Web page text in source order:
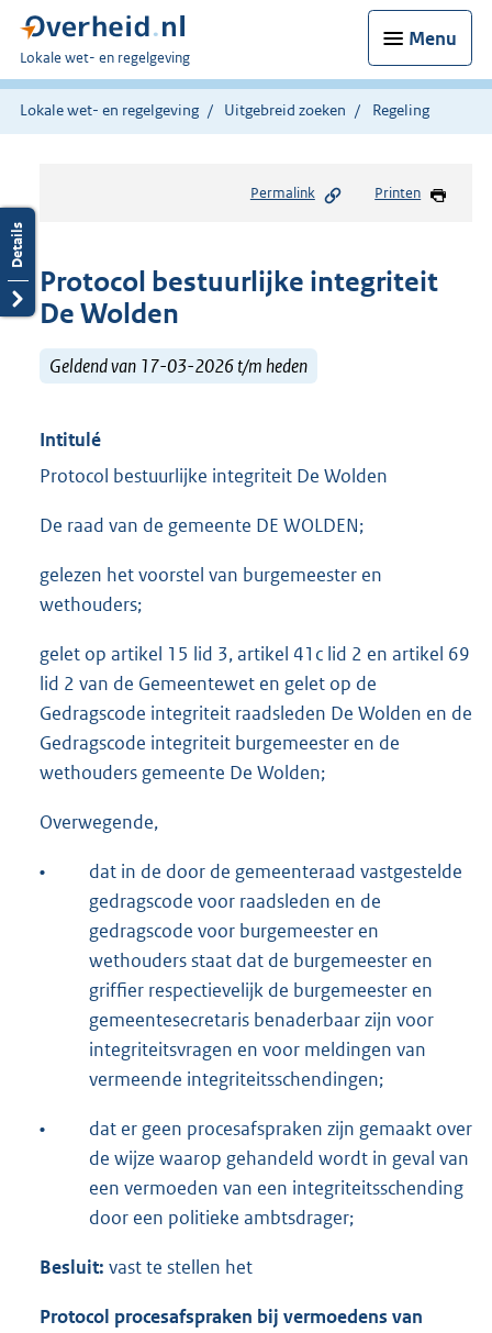
Menu
U
bent
hier:
Lokale wet- en regelgeving
Lokale wet- en regelgeving Uitgebreid zoeken Regeling
Permalink Printen
Protocol bestuurlijke integriteit
De Wolden
Geldend van 17-03-2026 t/m heden
Intitulé
Protocol bestuurlijke integriteit De Wolden
De raad van de gemeente DE WOLDEN;
gelezen het voorstel van burgemeester en
wethouders;
gelet op artikel 15 lid 3, artikel 41c lid 2 en artikel 69
lid 2 van de Gemeentewet en gelet op de
Gedragscode integriteit raadsleden De Wolden en de
Gedragscode integriteit burgemeester en de
wethouders gemeente De Wolden;
Overwegende,
•
dat in de door de gemeenteraad vastgestelde
gedragscode voor raadsleden en de
gedragscode voor burgemeester en
wethouders staat dat de burgemeester en
griffier respectievelijk de burgemeester en
gemeentesecretaris benaderbaar zijn voor
integriteitsvragen en voor meldingen van
vermeende integriteitsschendingen;
•
dat er geen procesafspraken zijn gemaakt over
de wijze waarop gehandeld wordt in geval van
een vermoeden van een integriteitsschending
door een politieke ambtsdrager;
Besluit: vast te stellen het
Protocol procesafspraken bij vermoedens van